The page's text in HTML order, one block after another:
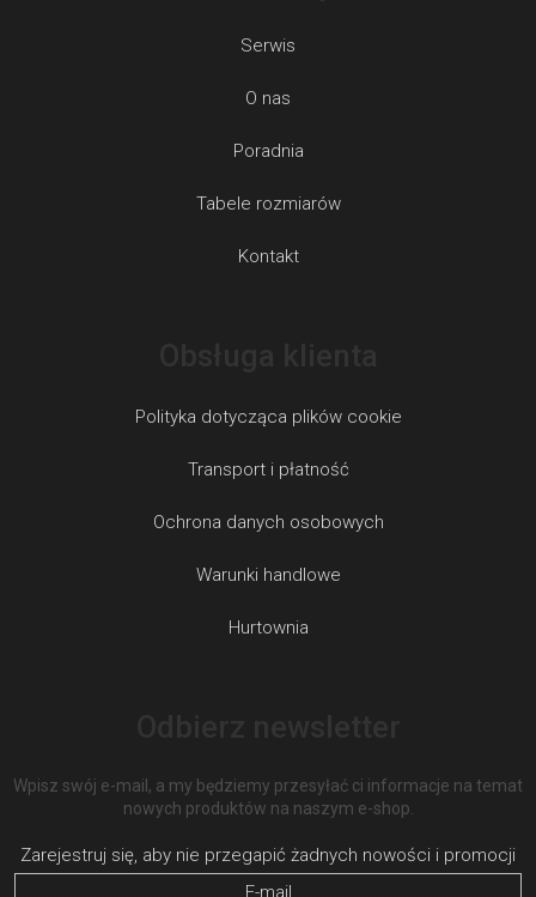
Serwis
O nas
Poradnia
Tabele rozmiarów
Kontakt
Polityka dotycząca plików cookie
Transport i płatność
Ochrona danych osobowych
Warunki handlowe
Hurtownia
Wpisz swój e-mail, a my będziemy przesyłać ci informacje na temat
nowych produktów na naszym e-shop.
E-mail